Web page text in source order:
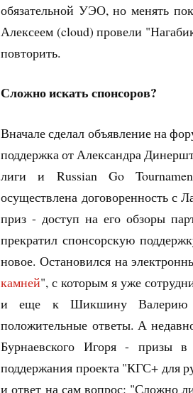
обязательной УЭО, но менять
Алексеем (cloud) провели
повторить.
Сложно искать спонсоров?
Вначале сделал объявление на
поддержка от Александра
лиги и Russian Go
осуществлена договоренность с
приз - доступ на его обзоры
прекратил спонсорскую
новое. Остановился на
камней", с которым я уже
и еще к Шикшину Валерию
положительные ответы. А
Бурнаевского Игоря - призы
поддержания проекта "КГС+ для
и ответ на сам вопрос: "Сложно